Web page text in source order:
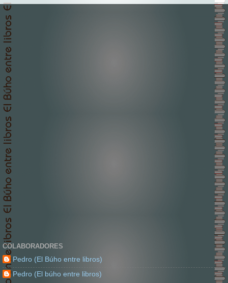
COLABORADORES
Pedro (El Búho entre libros)
Pedro (El búho entre libros)